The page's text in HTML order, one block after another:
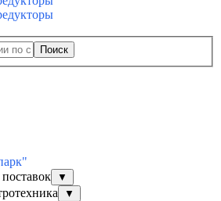
Поиск
▼
▼